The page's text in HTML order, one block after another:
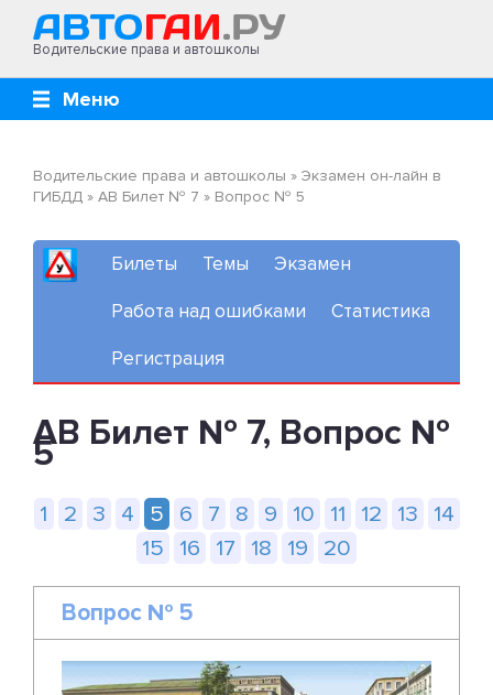
Водительские права и автошколы
Меню
Водительские права и автошколы » Экзамен он-лайн в
ГИБДД » AB Билет № 7 » Вопрос № 5
Билеты Темы Экзамен
Работа над ошибками Статистика
Регистрация
AB Билет № 7, Вопрос №
5
1 2 3 4 5 6 7 8 9 10 11 12 13
14
15
16 17 18 19 20
Вопрос № 5